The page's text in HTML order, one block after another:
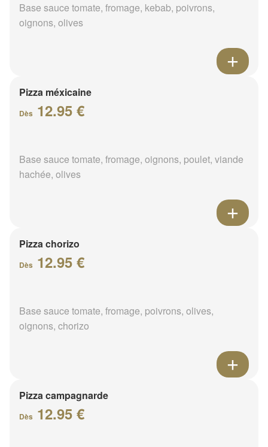
Base sauce tomate, fromage, kebab, poivrons,
oignons, olives
Pizza méxicaine
Dès 12.95 €
Base sauce tomate, fromage, oignons, poulet, viande
hachée, olives
Pizza chorizo
Dès 12.95 €
Base sauce tomate, fromage, poivrons, olives,
oignons, chorizo
Pizza campagnarde
Dès 12.95 €